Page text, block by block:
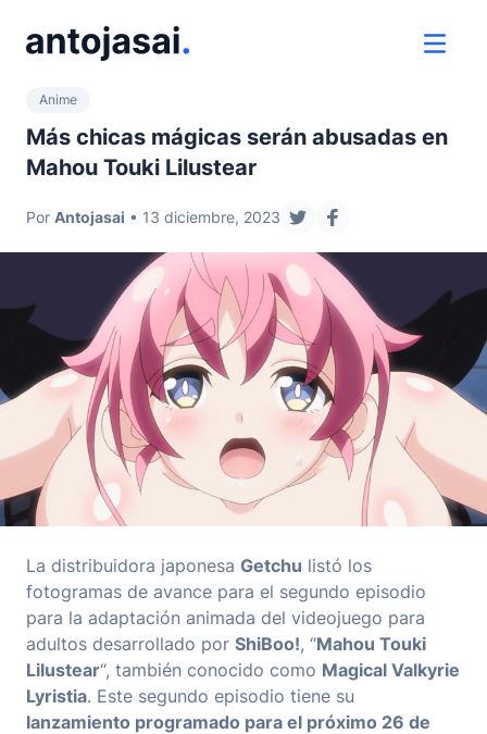
ver
Anime
Más chicas mágicas serán abusadas en
Mahou Touki Lilustear
Por Antojasai • 13 diciembre, 2023
compartir en twitter
compartir en
La distribuidora japonesa Getchu listó los
fotogramas de avance para el segundo episodio
para la adaptación animada del videojuego para
adultos desarrollado por ShiBoo!, “Mahou Touki
Lilustear“, también conocido como Magical Valkyrie
Lyristia. Este segundo episodio tiene su
lanzamiento programado para el próximo 26 de